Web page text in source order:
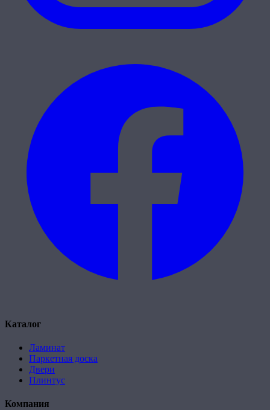
Каталог
Ламинат
Паркетная доска
Двери
Плинтус
Компания